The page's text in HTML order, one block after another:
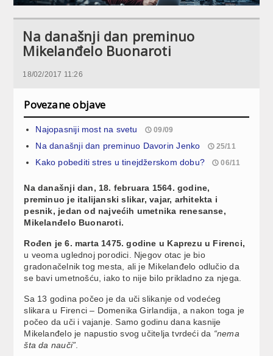
Na današnji dan preminuo
Mikelanđelo Buonaroti
18/02/2017 11:26
Povezane objave
Najopasniji most na svetu 09/09
Na današnji dan preminuo Davorin Jenko 25/11
Kako pobediti stres u tinejdžerskom dobu? 06/11
Na današnji dan, 18. februara 1564. godine,
preminuo je italijanski slikar, vajar, arhitekta i
pesnik, jedan od najvećih umetnika renesanse,
Mikelanđelo Buonaroti.
Rođen je 6. marta 1475. godine u Kaprezu u Firenci,
u veoma uglednoj porodici. Njegov otac je bio
gradonačelnik tog mesta, ali je Mikelanđelo odlučio da
se bavi umetnošću, iako to nije bilo prikladno za njega.
Sa 13 godina počeo je da uči slikanje od vodećeg
slikara u Firenci – Domenika Girlandija, a nakon toga je
počeo da uči i vajanje. Samo godinu dana kasnije
Mikelanđelo je napustio svog učitelja tvrdeći da “nema
šta da nauči”